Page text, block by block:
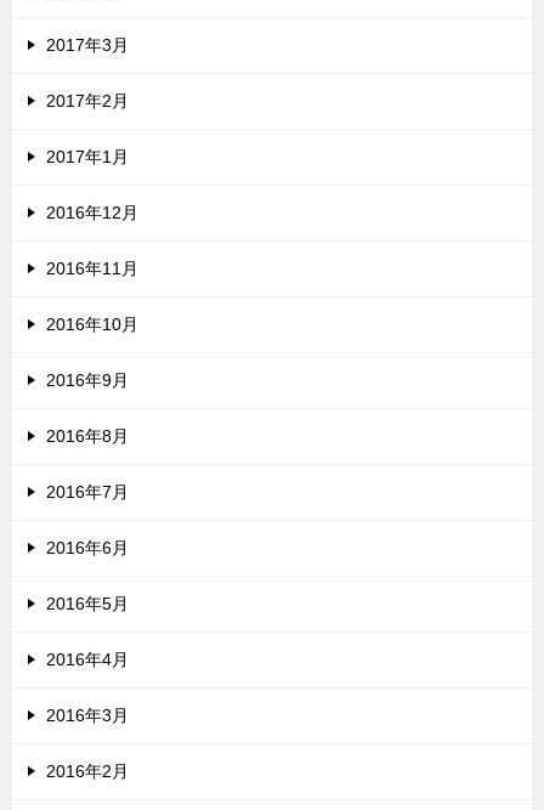
2017年3月
2017年2月
2017年1月
2016年12月
2016年11月
2016年10月
2016年9月
2016年8月
2016年7月
2016年6月
2016年5月
2016年4月
2016年3月
2016年2月